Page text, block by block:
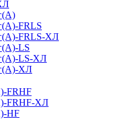
FRLS
FRLS-ХЛ
LS
LS-ХЛ
ХЛ
FRHF
FRHF-ХЛ
HF